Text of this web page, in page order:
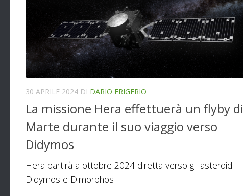
30 APRILE 2024 DI DARIO FRIGERIO
La missione Hera effettuerà un flyby di
Marte durante il suo viaggio verso
Didymos
Hera partirà a ottobre 2024 diretta verso gli asteroidi
Didymos e Dimorphos